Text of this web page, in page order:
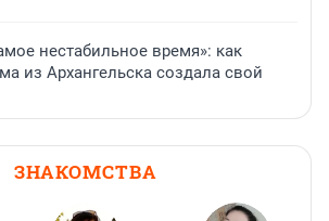
нестабильное время»: как
из Архангельска создала свой
ЗНАКОМСТВА